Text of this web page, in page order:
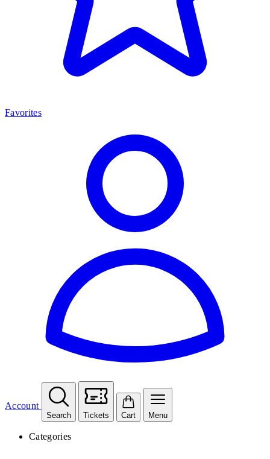
Favorites
Account
Search Tickets Cart Menu
Categories